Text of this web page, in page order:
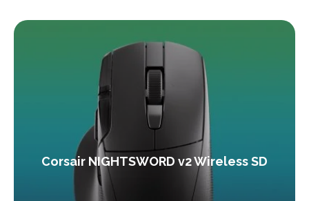
Corsair NIGHTSWORD v2 Wireless SD